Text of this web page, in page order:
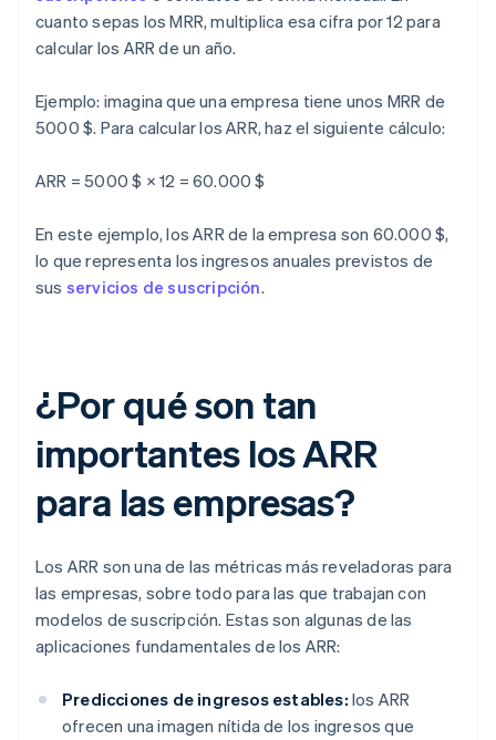
cuanto sepas los MRR, multiplica esa cifra por 12 para
calcular los ARR de un año.
Ejemplo: imagina que una empresa tiene unos MRR de
5000 $. Para calcular los ARR, haz el siguiente cálculo:
ARR = 5000 $ × 12 = 60.000 $
En este ejemplo, los ARR de la empresa son 60.000 $,
lo que representa los ingresos anuales previstos de
sus servicios de suscripción.
¿Por qué son tan
importantes los ARR
para las empresas?
Los ARR son una de las métricas más reveladoras para
las empresas, sobre todo para las que trabajan con
modelos de suscripción. Estas son algunas de las
aplicaciones fundamentales de los ARR:
Predicciones de ingresos estables: los ARR
ofrecen una imagen nítida de los ingresos que